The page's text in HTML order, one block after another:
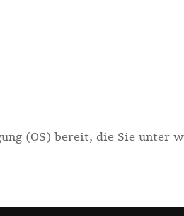
(OS) bereit, die Sie unter